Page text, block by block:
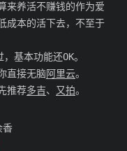
来养活不赚钱的作为爱
成本的活下去，不至于
基本功能还OK。
直接无脑阿里云。
推荐多吉、 又拍。
香